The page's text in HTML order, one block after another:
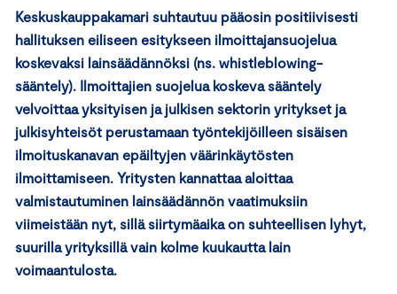
Keskuskauppakamari suhtautuu pääosin positiivisesti
hallituksen eiliseen esitykseen ilmoittajansuojelua
koskevaksi lainsäädännöksi (ns. whistleblowing-
sääntely). Ilmoittajien suojelua koskeva sääntely
velvoittaa yksityisen ja julkisen sektorin yritykset ja
julkisyhteisöt perustamaan työntekijöilleen sisäisen
ilmoituskanavan epäiltyjen väärinkäytösten
ilmoittamiseen. Yritysten kannattaa aloittaa
valmistautuminen lainsäädännön vaatimuksiin
viimeistään nyt, sillä siirtymäaika on suhteellisen lyhyt,
suurilla yrityksillä vain kolme kuukautta lain
voimaantulosta.